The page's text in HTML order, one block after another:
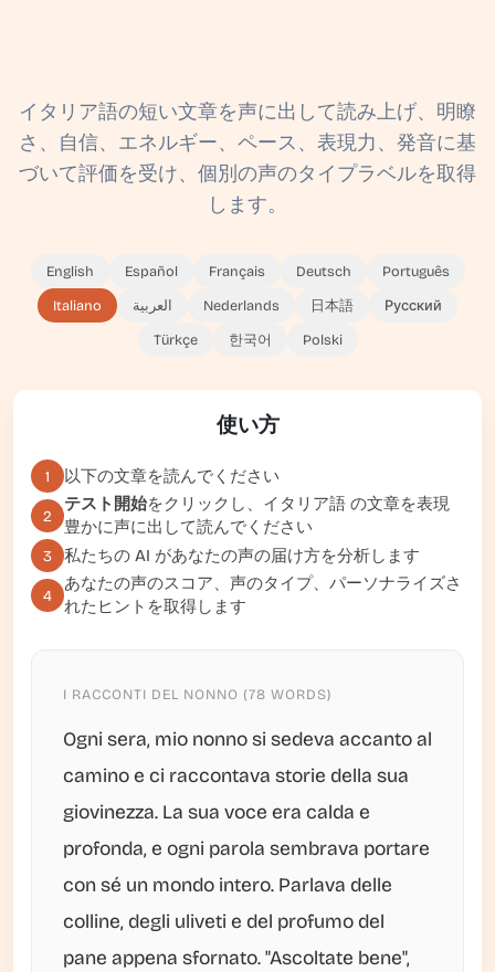
イタリア語の短い文章を声に出して読み上げ、明瞭
さ、自信、エネルギー、ペース、表現力、発音に基
づいて評価を受け、個別の声のタイプラベルを取得
します。
English Español Français Deutsch Português
Italiano العربية Nederlands 日本語 Русский
Türkçe 한국어 Polski
使い方
1 以下の文章を読んでください
2
テスト開始をクリックし、イタリア語 の文章を表現
豊かに声に出して読んでください
3 私たちの AI があなたの声の届け方を分析します
4
あなたの声のスコア、声のタイプ、パーソナライズさ
れたヒントを取得します
I RACCONTI DEL NONNO (78 WORDS)
Ogni sera, mio nonno si sedeva accanto al
camino e ci raccontava storie della sua
giovinezza. La sua voce era calda e
profonda, e ogni parola sembrava portare
con sé un mondo intero. Parlava delle
colline, degli uliveti e del profumo del
pane appena sfornato. "Ascoltate bene",